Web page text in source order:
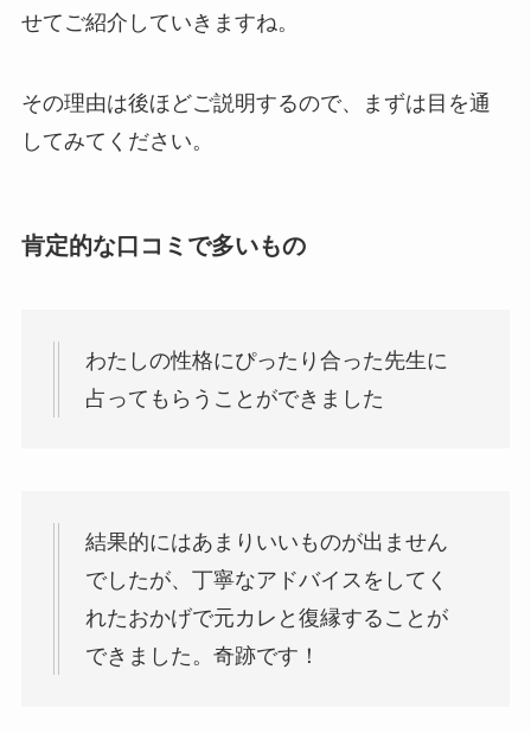
せてご紹介していきますね。
その理由は後ほどご説明するので、まずは目を通
してみてください。
肯定的な口コミで多いもの
わたしの性格にぴったり合った先生に
占ってもらうことができました
結果的にはあまりいいものが出ません
でしたが、丁寧なアドバイスをしてく
れたおかげで元カレと復縁することが
できました。奇跡です！